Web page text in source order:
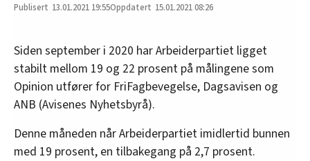
13.01.2021 19:55 15.01.2021 08:26
Siden september i 2020 har Arbeiderpartiet ligget
stabilt mellom 19 og 22 prosent på målingene som
Opinion utfører for FriFagbevegelse, Dagsavisen og
ANB (Avisenes Nyhetsbyrå).
Denne måneden når Arbeiderpartiet imidlertid bunnen
med 19 prosent, en tilbakegang på 2,7 prosent.